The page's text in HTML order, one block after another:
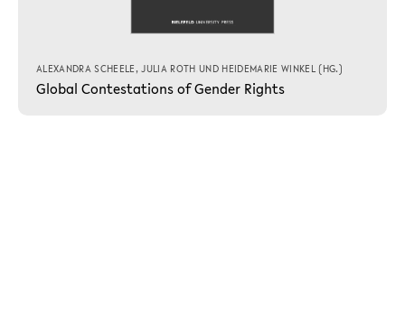
ALEXANDRA SCHEELE,JULIA ROTH UND HEIDEMARIE WINKEL(HG.)
Global Contestations of Gender Rights